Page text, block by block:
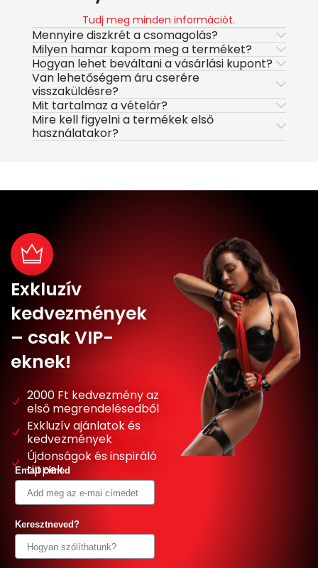
Tudj meg minden információt.
Mennyire diszkrét a csomagolás?
Milyen hamar kapom meg a terméket?
Hogyan lehet beváltani a vásárlási kupont?
Van lehetőségem áru cserére
visszaküldésre?
Mit tartalmaz a vételár?
Mire kell figyelni a termékek első
használatakor?
Exkluzív
kedvezmények
– csak VIP-
eknek!
2000 Ft kedvezmény az
első megrendelésedből
Exkluzív ajánlatok és
kedvezmények
Újdonságok és inspiráló
tippek
Email címed
Keresztneved?